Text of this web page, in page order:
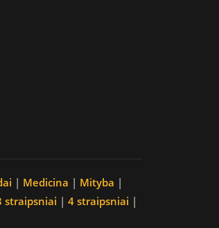
| Medicina | Mityba |
straipsniai | 4 straipsniai |